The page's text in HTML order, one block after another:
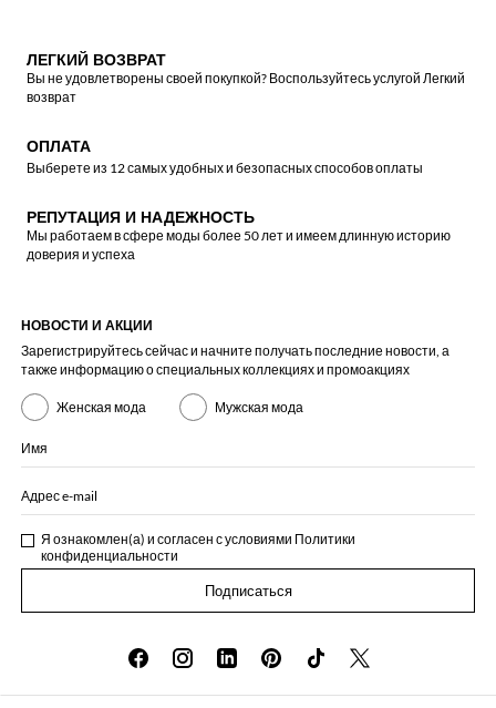
ЛЕГКИЙ ВОЗВРАТ
Вы не удовлетворены своей покупкой? Воспользуйтесь услугой Легкий
возврат
ОПЛАТА
Выберете из 12 самых удобных и безопасных способов оплаты
РЕПУТАЦИЯ И НАДЕЖНОСТЬ
Мы работаем в сфере моды более 50 лет и имеем длинную историю
доверия и успеха
НОВОСТИ И АКЦИИ
Зарегистрируйтесь сейчас и начните получать последние новости, а
также информацию о специальных коллекциях и промоакциях
Женская мода Мужская мода
Имя
Адрес e-mail
Я ознакомлен(а) и согласен с условиями Политики
конфиденциальности
Подписаться